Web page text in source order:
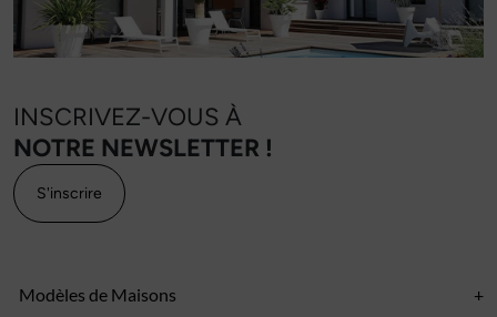
INSCRIVEZ-VOUS À
NOTRE NEWSLETTER !
S'inscrire
Modèles de Maisons